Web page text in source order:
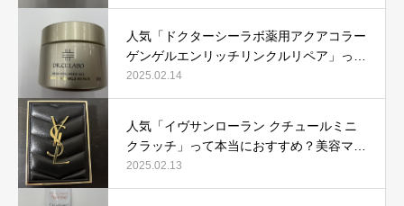
人気「ドクターシーラボ薬用アクアコラー
ゲンゲルエンリッチリンクルリペア」って
本当におすすめ？美容マニアが実際使用し
て口コミを検証
2025.02.14
人気「イヴサンローラン クチュールミニ
クラッチ」って本当におすすめ？美容マニ
アが実際使用して口コミを検証！
2025.02.13